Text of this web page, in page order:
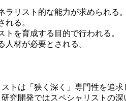
リスト的な能力が求められる。
れる。
を育成する目的で行われる。
人材が必要とされる。
トは「狭く深く」専門性を追
究開発ではスペシャリストの深